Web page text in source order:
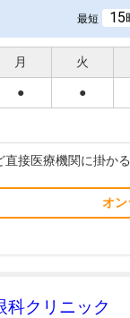
最短 15
月 火
● ●
直接医療機関に掛か
オン
科クリニック